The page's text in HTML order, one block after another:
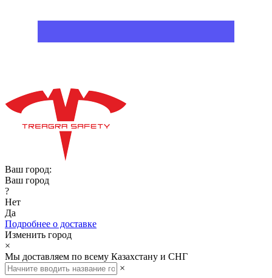
Ваш город:
Ваш город
?
Нет
Да
Подробнее о доставке
Изменить город
×
Мы доставляем по всему Казахстану и СНГ
×